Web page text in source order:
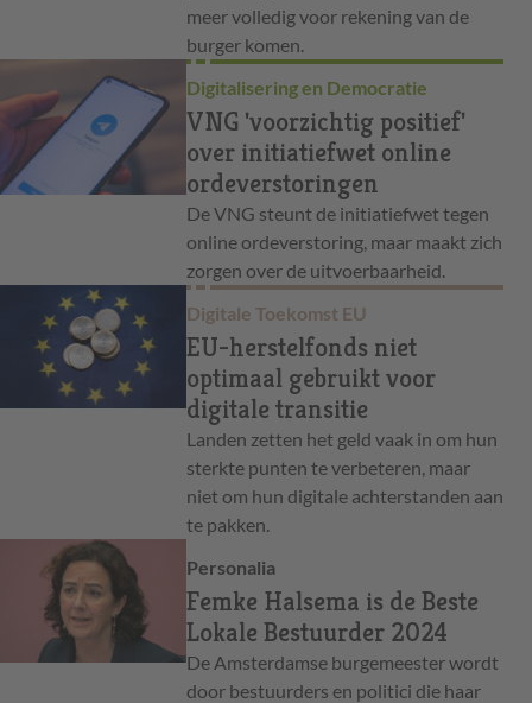
meer volledig voor rekening van de
burger komen.
Digitalisering en Democratie
VNG 'voorzichtig positief'
over initiatiefwet online
ordeverstoringen
De VNG steunt de initiatiefwet tegen
online ordeverstoring, maar maakt zich
zorgen over de uitvoerbaarheid.
Digitale Toekomst EU
EU-herstelfonds niet
optimaal gebruikt voor
digitale transitie
Landen zetten het geld vaak in om hun
sterkte punten te verbeteren, maar
niet om hun digitale achterstanden aan
te pakken.
Personalia
Femke Halsema is de Beste
Lokale Bestuurder 2024
De Amsterdamse burgemeester wordt
door bestuurders en politici die haar